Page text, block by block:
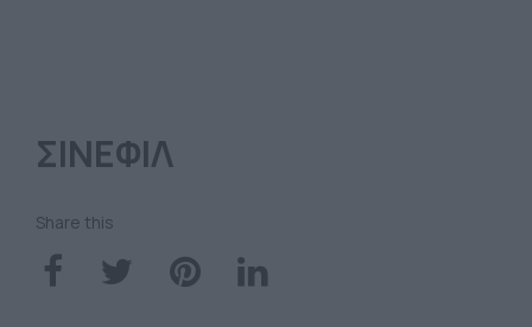
ΣΙΝΕΦΙΛ
Share this